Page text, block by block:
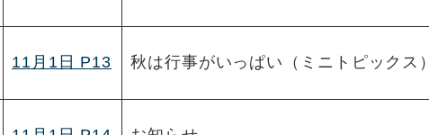
11月1日 P13 秋は行事がいっぱい（ミニトピックス）